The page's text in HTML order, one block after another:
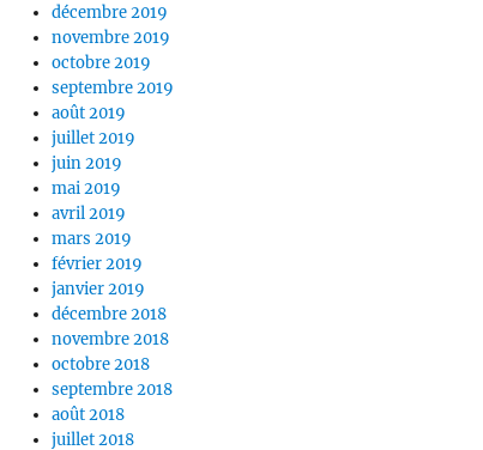
décembre 2019
novembre 2019
octobre 2019
septembre 2019
août 2019
juillet 2019
juin 2019
mai 2019
avril 2019
mars 2019
février 2019
janvier 2019
décembre 2018
novembre 2018
octobre 2018
septembre 2018
août 2018
juillet 2018